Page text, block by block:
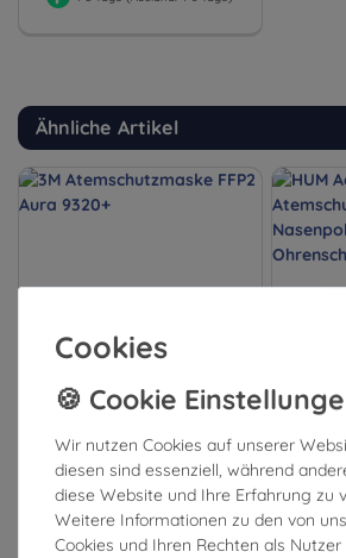
Ähnliche Artikel
Aura 9320+
2,99 €
HUM
Cookies
Wir nutzen Cookies auf unserer
diesen sind essenziell, während
diese Website und Ihre Erfahrung zu
Weitere Informationen zu den von
Cookies und Ihren Rechten als Nutzer